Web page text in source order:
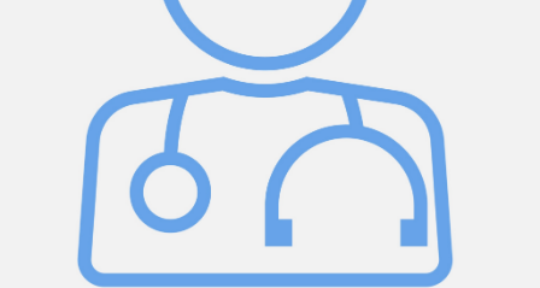
Gala 2026
Emplacements
Recherche
Connexion Du Patient